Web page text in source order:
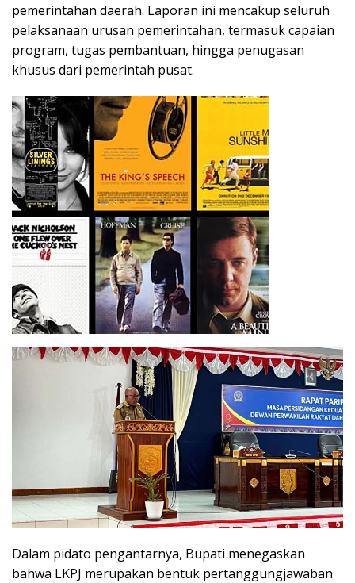
pemerintahan daerah. Laporan ini mencakup seluruh
pelaksanaan urusan pemerintahan, termasuk capaian
program, tugas pembantuan, hingga penugasan
khusus dari pemerintah pusat.
Dalam pidato pengantarnya, Bupati menegaskan
bahwa LKPJ merupakan bentuk pertanggungjawaban